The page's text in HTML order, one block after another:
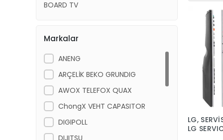
BOARD TV
Markalar
ANENG
ARÇELİK BEKO GRUNDIG
AWOX TELEFOX QUAX
ChongX VEHT CAPASITOR
DIGIPOLL
DIJITSU
LG,
LG